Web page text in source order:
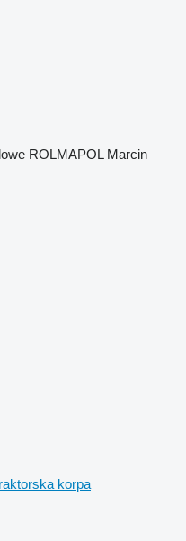
ROLMAPOL Marcin
korpa